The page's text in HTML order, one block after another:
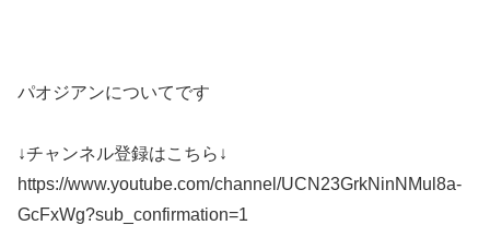
パオジアンについてです
↓チャンネル登録はこちら↓
https://www.youtube.com/channel/UCN23GrkNinNMul8a-
GcFxWg?sub_confirmation=1